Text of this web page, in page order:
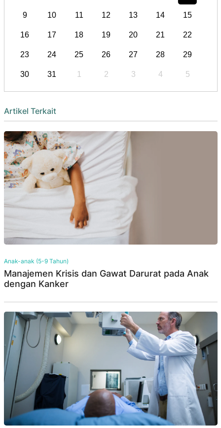
9 10 11 12 13 14 15
16 17 18 19 20 21 22
23 24 25 26 27 28 29
30 31 1 2 3 4 5
Artikel Terkait
Anak-anak (5-9 Tahun)
Manajemen Krisis dan Gawat Darurat pada Anak
dengan Kanker